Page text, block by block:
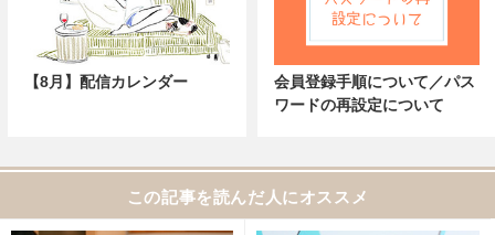
【8月】配信カレンダー
会員登録手順について／パス
ワードの再設定について
この記事を読んだ人にオススメ